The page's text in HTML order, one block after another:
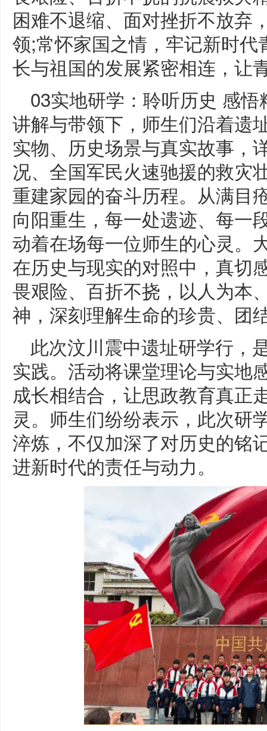
困难不退缩、面对挫折不放弃
领;常怀家国之情，牢记新时
长与祖国的发展紧密相连，让
03实地研学：聆听历史 感
讲解与带领下，师生们沿着遗
实物、历史场景与真实故事，
况、全国军民火速驰援的救灾
重建家园的奋斗历程。从满目
向阳重生，每一处遗迹、每一
动着在场每一位师生的心灵。
在历史与现实的对照中，真切
畏艰险、百折不挠，以人为本
神，深刻理解生命的珍贵、团
此次汶川震中遗址研学行，
实践。活动将课堂理论与实地
成长相结合，让思政教育真正
灵。师生们纷纷表示，此次研
淬炼，不仅加深了对历史的铭
进新时代的责任与动力。